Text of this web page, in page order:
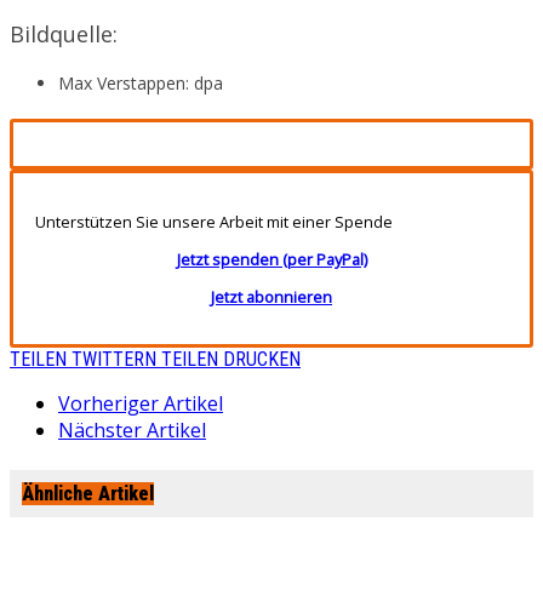
Bildquelle:
Max Verstappen: dpa
Unterstützen Sie unsere Arbeit mit einer Spende
Jetzt spenden (per PayPal)
Jetzt abonnieren
TEILEN TWITTERN TEILEN DRUCKEN
Vorheriger Artikel
Nächster Artikel
Ähnliche Artikel